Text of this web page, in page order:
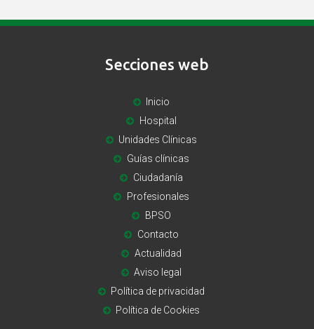
Secciones web
Inicio
Hospital
Unidades Clínicas
Guías clínicas
Ciudadanía
Profesionales
BPSO
Contacto
Actualidad
Aviso legal
Política de privacidad
Política de Cookies